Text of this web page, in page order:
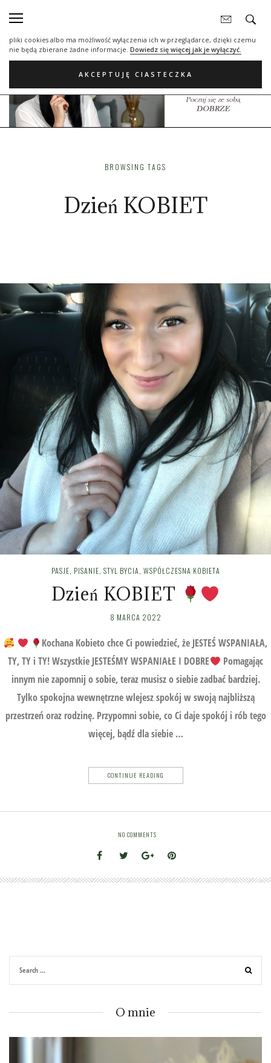
statystycznych, reklamowych oraz funkcjonalnych. Dzięki nim możemy
pliki cookies albo ma możliwość wyłączenia ich w przeglądarce, dzięki czemu
nie będą zbierane żadne informacje. Dowiedz się więcej jak je wyłączyć.
AKCEPTUJĘ CIASTECZKA
BROWSING TAGS
Dzień KOBIET
PASJE, PISANIE, STYL BYCIA, WSPÓŁCZESNA KOBIETA
Dzień KOBIET
8 MARCA 2022
Kochana Kobieto chce Ci powiedzieć, że JESTEŚ WSPANIAŁA,
TY, TY i TY! Wszystkie JESTEŚMY WSPANIAŁE I DOBRE
Pomagając
innym nie zapomnij o sobie, teraz musisz o siebie zadbać bardziej.
Tylko spokojna wewnętrzne wlejesz spokój w swoją najbliższą
przestrzeń oraz rodzinę. Przypomni sobie, co Ci daje spokój i rób tego
więcej, bądź dla siebie …
CONTINUE READING
NO COMMENTS
O mnie